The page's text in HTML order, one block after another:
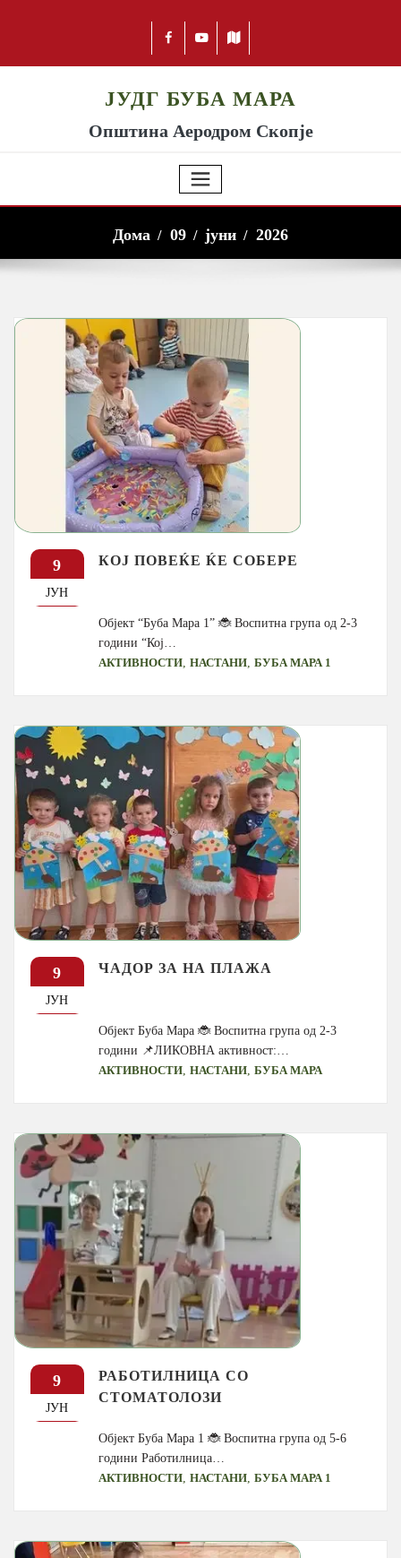
ЈУДГ БУБА МАРА
Општина Аеродром Скопје
Дома 09 јуни 2026
9
ЈУН
КОЈ ПОВЕЌЕ ЌЕ СОБЕРЕ
Објект “Буба Мара 1” 🐞 Воспитна група од 2-3
години “Кој…
АКТИВНОСТИ ,НАСТАНИ ,БУБА МАРА 1
9
ЈУН
ЧАДОР ЗА НА ПЛАЖА
Објект Буба Мара 🐞 Воспитна група од 2-3
години 📌ЛИКОВНА активност:…
АКТИВНОСТИ ,НАСТАНИ ,БУБА МАРА
9
ЈУН
РАБОТИЛНИЦА СО
СТОМАТОЛОЗИ
Објект Буба Мара 1 🐞 Воспитна група од 5-6
години Работилница…
АКТИВНОСТИ ,НАСТАНИ ,БУБА МАРА 1